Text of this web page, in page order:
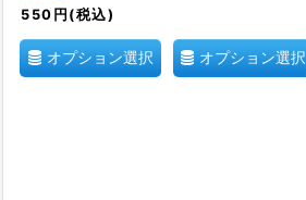
550 円 (税込)
オプション選択 オプション選択